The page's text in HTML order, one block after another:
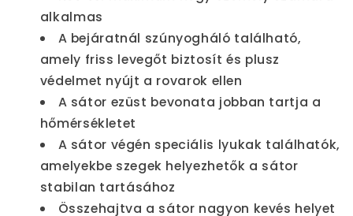
alkalmas
A bejáratnál szúnyogháló található,
amely friss levegőt biztosít és plusz
védelmet nyújt a rovarok ellen
A sátor ezüst bevonata jobban tartja a
hőmérsékletet
A sátor végén speciális lyukak találhatók,
amelyekbe szegek helyezhetők a sátor
stabilan tartásához
Összehajtva a sátor nagyon kevés helyet